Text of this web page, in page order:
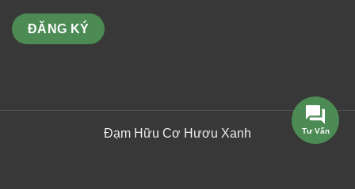
Đạm Hữu Cơ Hươu Xanh Tư Vấn